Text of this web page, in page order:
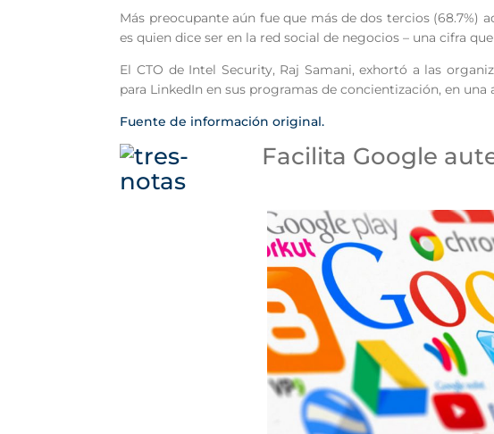
Más preocupante aún fue que más de dos tercios
es quien dice ser en la red social de negocios – una cifra
El CTO de Intel Security, Raj Samani, exhortó a las
para LinkedIn en sus programas de concientización, en
Fuente de información original.
Facilita Google